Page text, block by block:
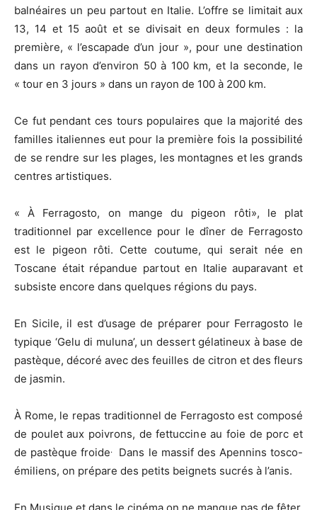
balnéaires un peu partout en Italie. L’offre se limitait aux
13, 14 et 15 août et se divisait en deux formules : la
première, « l’escapade d’un jour », pour une destination
dans un rayon d’environ 50 à 100 km, et la seconde, le
« tour en 3 jours » dans un rayon de 100 à 200 km.
Ce fut pendant ces tours populaires que la majorité des
familles italiennes eut pour la première fois la possibilité
de se rendre sur les plages, les montagnes et les grands
centres artistiques.
« À Ferragosto, on mange du pigeon rôti», le plat
traditionnel par excellence pour le dîner de Ferragosto
est le pigeon rôti. Cette coutume, qui serait née en
Toscane était répandue partout en Italie auparavant et
subsiste encore dans quelques régions du pays.
En Sicile, il est d’usage de préparer pour Ferragosto le
typique ‘Gelu di muluna’, un dessert gélatineux à base de
pastèque, décoré avec des feuilles de citron et des fleurs
de jasmin.
À Rome, le repas traditionnel de Ferragosto est composé
de poulet aux poivrons, de fettuccine au foie de porc et
de pastèque froide.
Dans le massif des Apennins tosco-
émiliens, on prépare des petits beignets sucrés à l’anis.